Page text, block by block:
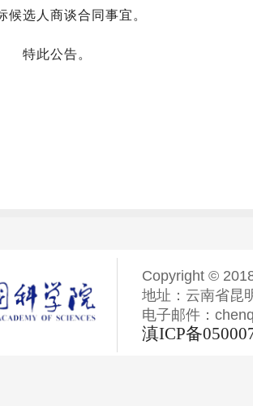
候选人商谈合同事宜。
特此公告。
Copyright ©
地址：云南省昆
电子邮件：
滇ICP备